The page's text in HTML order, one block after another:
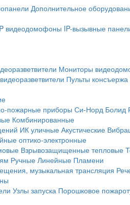
Дополнительное
видеодомофоны IP-вызывные
Мониторы
Пульты консъержа
пожарные приборы Си-Норд Болид
Комбинированные
ИК уличные Акустические
оптико-электронные
Взрывозащищенные тепловые
Ручные Линейные Пламени
музыкальная трансляция
Узлы запуска Порошковое